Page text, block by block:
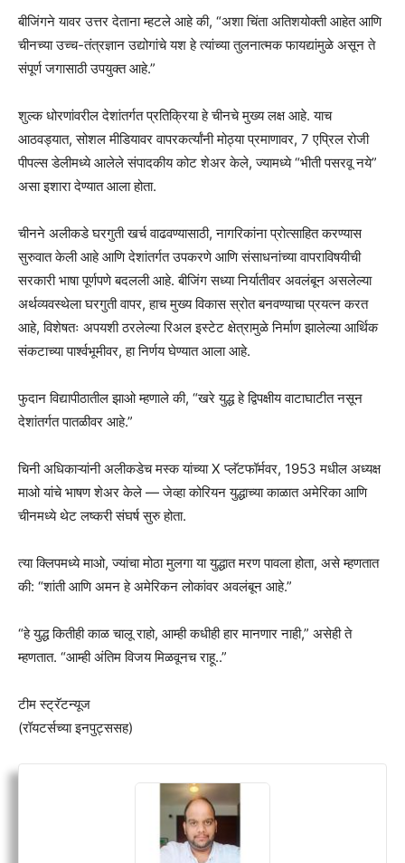
बीजिंगने यावर उत्तर देताना म्हटले आहे की, “अशा चिंता अतिशयोक्ती आहेत आणि
चीनच्या उच्च-तंत्रज्ञान उद्योगांचे यश हे त्यांच्या तुलनात्मक फायद्यांमुळे असून ते
संपूर्ण जगासाठी उपयुक्त आहे.”
शुल्क धोरणांवरील देशांतर्गत प्रतिक्रिया हे चीनचे मुख्य लक्ष आहे. याच
आठवड्यात, सोशल मीडियावर वापरकर्त्यांनी मोठ्या प्रमाणावर, 7 एप्रिल रोजी
पीपल्स डेलीमध्ये आलेले संपादकीय कोट शेअर केले, ज्यामध्ये “भीती पसरवू नये”
असा इशारा देण्यात आला होता.
चीनने अलीकडे घरगुती खर्च वाढवण्यासाठी, नागरिकांना प्रोत्साहित करण्यास
सुरुवात केली आहे आणि देशांतर्गत उपकरणे आणि संसाधनांच्या वापराविषयीची
सरकारी भाषा पूर्णपणे बदलली आहे. बीजिंग सध्या निर्यातीवर अवलंबून असलेल्या
अर्थव्यवस्थेला घरगुती वापर, हाच मुख्य विकास स्रोत बनवण्याचा प्रयत्न करत
आहे, विशेषतः अपयशी ठरलेल्या रिअल इस्टेट क्षेत्रामुळे निर्माण झालेल्या आर्थिक
संकटाच्या पार्श्वभूमीवर, हा निर्णय घेण्यात आला आहे.
फुदान विद्यापीठातील झाओ म्हणाले की, “खरे युद्ध हे द्विपक्षीय वाटाघाटीत नसून
देशांतर्गत पातळीवर आहे.”
चिनी अधिकाऱ्यांनी अलीकडेच मस्क यांच्या X प्लॅटफॉर्मवर, 1953 मधील अध्यक्ष
माओ यांचे भाषण शेअर केले — जेव्हा कोरियन युद्धाच्या काळात अमेरिका आणि
चीनमध्ये थेट लष्करी संघर्ष सुरु होता.
त्या क्लिपमध्ये माओ, ज्यांचा मोठा मुलगा या युद्धात मरण पावला होता, असे म्हणतात
की: “शांती आणि अमन हे अमेरिकन लोकांवर अवलंबून आहे.”
“हे युद्ध कितीही काळ चालू राहो, आम्ही कधीही हार मानणार नाही,” असेही ते
म्हणतात. “आम्ही अंतिम विजय मिळवूनच राहू..”
टीम स्ट्रॅटन्यूज
(रॉयटर्सच्या इनपुट्ससह)